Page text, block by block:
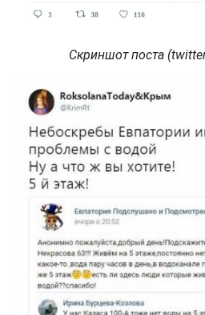
Скриншот поста